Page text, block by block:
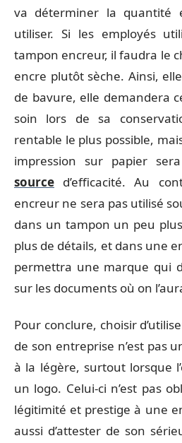
va déterminer la quantité
utiliser. Si les employés
tampon encreur, il faudra le
encre plutôt sèche. Ainsi,
de bavure, elle demandera
soin lors de sa
rentable le plus possible,
impression sur papier
source d’efficacité. Au
encreur ne sera pas utilisé
dans un tampon un peu
plus de détails, et dans une
permettra une marque qui
sur les documents où on
Pour conclure, choisir
de son entreprise n’est pas
à la légère, surtout lorsque
un logo. Celui-ci n’est pas
légitimité et prestige à une
aussi d’attester de son